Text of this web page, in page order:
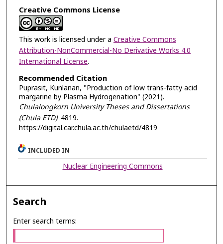
Creative Commons License
This work is licensed under a Creative Commons
Attribution-NonCommercial-No Derivative Works 4.0
International License.
Recommended Citation
Puprasit, Kunlanan, "Production of low trans-fatty acid
margarine by Plasma Hydrogenation" (2021).
Chulalongkorn University Theses and Dissertations
(Chula ETD). 4819.
https://digital.car.chula.ac.th/chulaetd/4819
INCLUDED IN
Nuclear Engineering Commons
Search
Enter search terms: